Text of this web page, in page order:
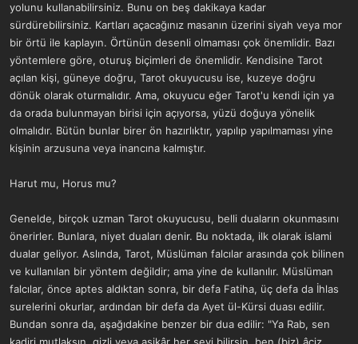
yolunu kullanabilirsiniz. Bunu on beş dakikaya kadar
sürdürebilirsiniz. Kartları açacağınız masanın üzerini siyah veya mor
bir örtü ile kaplayın. Örtünün desenli olmaması çok önemlidir. Bazı
yöntemlere göre, oturuş biçimleri de önemlidir. Kendisine Tarot
açılan kişi, güneye doğru, Tarot okuyucusu ise, kuzeye doğru
dönük olarak oturmalıdır. Ama, okuyucu eğer Tarot'u kendi için ya
da orada bulunmayan birisi için açıyorsa, yüzü doğuya yönelik
olmalıdır. Bütün bunlar birer ön hazırlıktır, yapılıp yapılmaması yine
kişinin arzusuna veya inancına kalmıştır.
Harut mu, Horus mu?
Genelde, birçok uzman Tarot okuyucusu, belli duaların okunmasını
önerirler. Bunlara, niyet duaları denir. Bu noktada, ilk olarak islami
dualar geliyor. Aslında, Tarot, Müslüman falcılar arasında çok bilinen
ve kullanılan bir yöntem değildir; ama yine de kullanılır. Müslüman
falcılar, önce aptes aldıktan sonra, bir defa Fatiha, üç defa da İhlas
surelerini okurlar, ardından bir defa da Ayet ül-Kürsi duası edilir.
Bundan sonra da, aşağıdakine benzer bir dua edilir: "Ya Rab, sen